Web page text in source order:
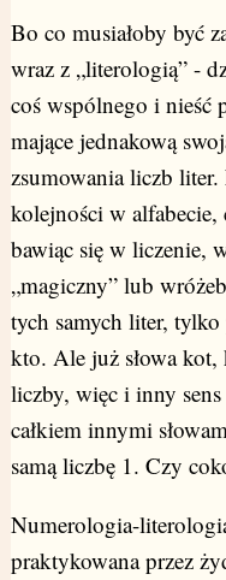
Bo co musiałoby być
wraz z „literologią” -
coś wspólnego i nieść
mające jednakową
zsumowania liczb
kolejności w
bawiąc się w liczenie,
„magiczny” lub
tych samych liter,
kto. Ale już słowa
liczby, więc i inny
całkiem innymi
samą liczbę 1. Czy
Numerologia-
praktykowana przez